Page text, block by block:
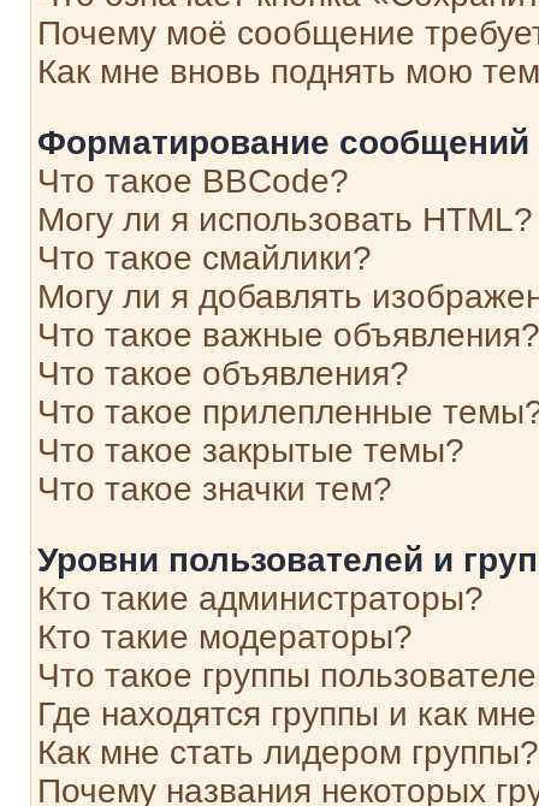
Почему моё сообщение
Как мне вновь поднять мою
Форматирование
Что такое BBCode?
Могу ли я использовать HTML?
Что такое смайлики?
Могу ли я добавлять
Что такое важные объявления?
Что такое объявления?
Что такое прилепленные
Что такое закрытые темы?
Что такое значки тем?
Уровни пользователей и
Кто такие администраторы?
Кто такие модераторы?
Что такое группы
Где находятся группы и как
Как мне стать лидером группы?
Почему названия некоторых